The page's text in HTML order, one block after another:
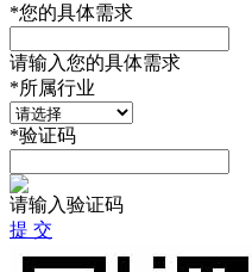
*您的具体需求
请输入您的具体需求
*所属行业
*验证码
请输入验证码
提 交